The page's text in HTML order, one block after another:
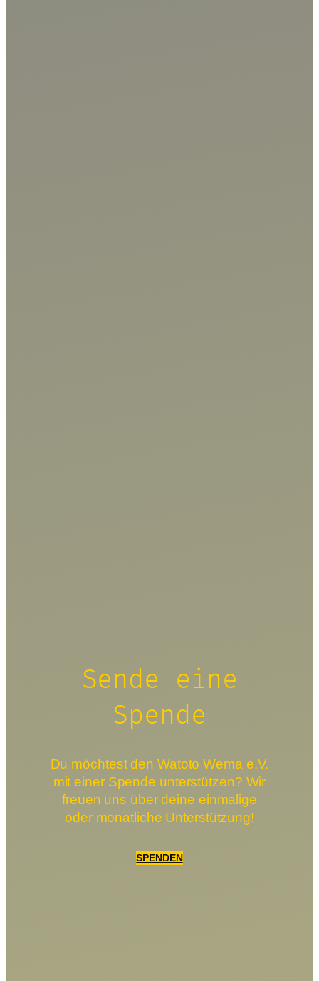
Sende eine
Spende
Du möchtest den Watoto Wema e.V.
mit einer Spende unterstützen? Wir
freuen uns über deine einmalige
oder monatliche Unterstützung!
SPENDEN